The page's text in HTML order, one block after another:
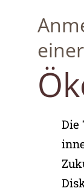
:
Die